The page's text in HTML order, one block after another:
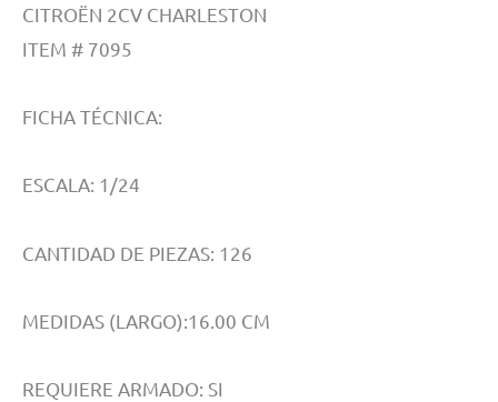
CITROËN 2CV CHARLESTON
ITEM # 7095
FICHA TÉCNICA:
ESCALA: 1/24
CANTIDAD DE PIEZAS: 126
MEDIDAS (LARGO):16.00 CM
REQUIERE ARMADO: SI